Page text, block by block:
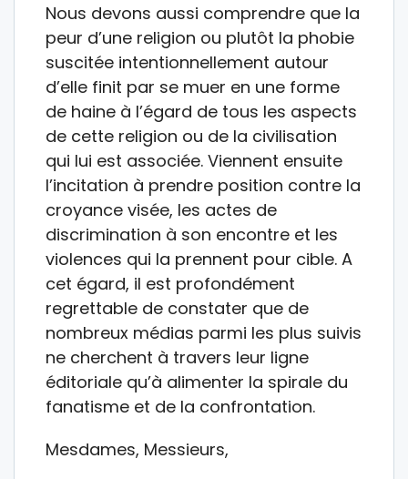
Nous devons aussi comprendre que la
peur d’une religion ou plutôt la phobie
suscitée intentionnellement autour
d’elle finit par se muer en une forme
de haine à l’égard de tous les aspects
de cette religion ou de la civilisation
qui lui est associée. Viennent ensuite
l’incitation à prendre position contre la
croyance visée, les actes de
discrimination à son encontre et les
violences qui la prennent pour cible. A
cet égard, il est profondément
regrettable de constater que de
nombreux médias parmi les plus suivis
ne cherchent à travers leur ligne
éditoriale qu’à alimenter la spirale du
fanatisme et de la confrontation.
Mesdames, Messieurs,